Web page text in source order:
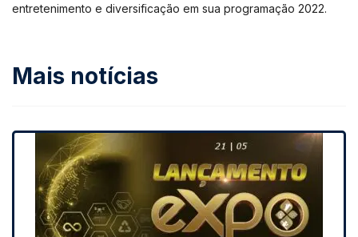
entretenimento e diversificação em sua programação 2022.
Mais notícias